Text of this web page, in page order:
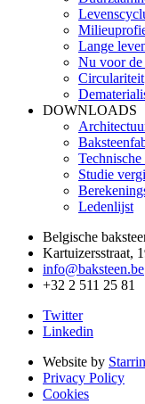
Lange
Nu voor de
Circulariteit
DOWNLOADS
Studie
Ledenlijst
Belgische
Kartuizersstraat,
info@baksteen.be
+32 2 511 25 81
Twitter
Linkedin
Website by
Privacy Policy
Cookies